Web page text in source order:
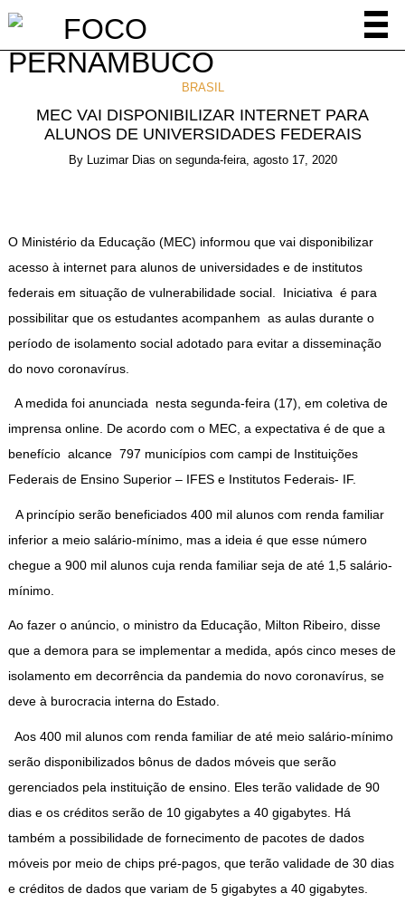
BRASIL
MEC VAI DISPONIBILIZAR INTERNET PARA
ALUNOS DE UNIVERSIDADES FEDERAIS
By Luzimar Dias on segunda-feira, agosto 17, 2020
O Ministério da Educação (MEC) informou que vai disponibilizar
acesso à internet para alunos de universidades e de institutos
federais em situação de vulnerabilidade social. Iniciativa é para
possibilitar que os estudantes acompanhem as aulas durante o
período de isolamento social adotado para evitar a disseminação
do novo coronavírus.
A medida foi anunciada nesta segunda-feira (17), em coletiva de
imprensa online. De acordo com o MEC, a expectativa é de que a
benefício alcance 797 municípios com campi de Instituições
Federais de Ensino Superior – IFES e Institutos Federais- IF.
A princípio serão beneficiados 400 mil alunos com renda familiar
inferior a meio salário-mínimo, mas a ideia é que esse número
chegue a 900 mil alunos cuja renda familiar seja de até 1,5 salário-
mínimo.
Ao fazer o anúncio, o ministro da Educação, Milton Ribeiro, disse
que a demora para se implementar a medida, após cinco meses de
isolamento em decorrência da pandemia do novo coronavírus, se
deve à burocracia interna do Estado.
Aos 400 mil alunos com renda familiar de até meio salário-mínimo
serão disponibilizados bônus de dados móveis que serão
gerenciados pela instituição de ensino. Eles terão validade de 90
dias e os créditos serão de 10 gigabytes a 40 gigabytes. Há
também a possibilidade de fornecimento de pacotes de dados
móveis por meio de chips pré-pagos, que terão validade de 30 dias
e créditos de dados que variam de 5 gigabytes a 40 gigabytes.